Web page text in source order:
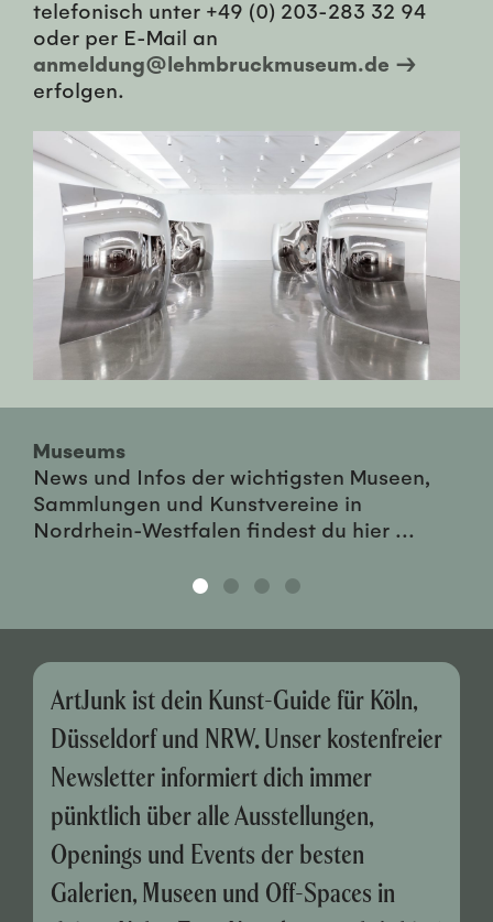
telefonisch unter +49 (0) 203-283 32 94
oder per E-Mail an
anmeldung@lehmbruckmuseum.de →
erfolgen.
Museums
News und Infos der wichtigsten Museen,
Sammlungen und Kunstvereine in
Nordrhein-Westfalen findest du hier ...
ArtJunk ist dein Kunst-Guide für Köln,
Düsseldorf und NRW. Unser kostenfreier
Newsletter informiert dich immer
pünktlich über alle Ausstellungen,
Openings und Events der besten
Galerien, Museen und Off-Spaces in